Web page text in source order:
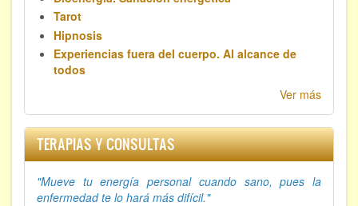
Tarot
Hipnosis
Experiencias fuera del cuerpo. Al alcance de
todos
Ver más
TERAPIAS Y CONSULTAS
"Mueve tu energía personal cuando sano, pues la
enfermedad te lo hará más difícil."